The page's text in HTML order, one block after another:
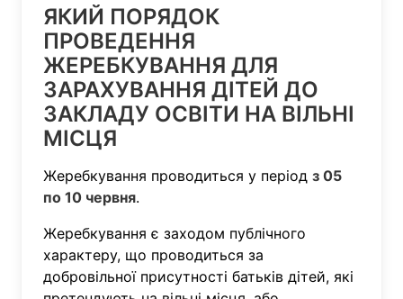
ЯКИЙ ПОРЯДОК
ПРОВЕДЕННЯ
ЖЕРЕБКУВАННЯ ДЛЯ
ЗАРАХУВАННЯ ДІТЕЙ ДО
ЗАКЛАДУ ОСВІТИ НА ВІЛЬНІ
МІСЦЯ
Жеребкування проводиться у період з 05
по 10 червня.
Жеребкування є заходом публічного
характеру, що проводиться за
добровільної присутності батьків дітей, які